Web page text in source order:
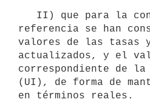
referencia se han
valores de las tasas
actualizados, y el
correspondiente de la
(UI), de forma de
en términos reales.